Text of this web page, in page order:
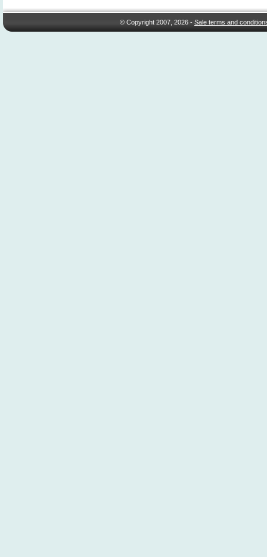
© Copyright 2007, 2026 -Sale terms and